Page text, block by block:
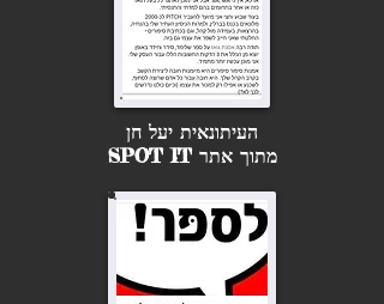
העיתונאית יעל חן
מתוך אתר SPOT IT